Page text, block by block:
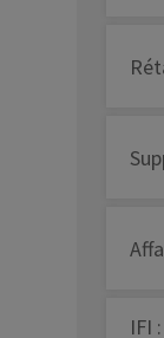
IFI